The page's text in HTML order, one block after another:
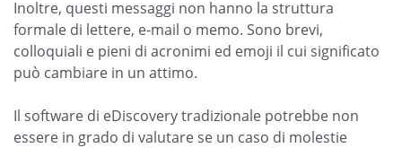
Inoltre, questi messaggi non hanno la struttura
formale di lettere, e-mail o memo. Sono brevi,
colloquiali e pieni di acronimi ed emoji il cui significato
può cambiare in un attimo.
Il software di eDiscovery tradizionale potrebbe non
essere in grado di valutare se un caso di molestie